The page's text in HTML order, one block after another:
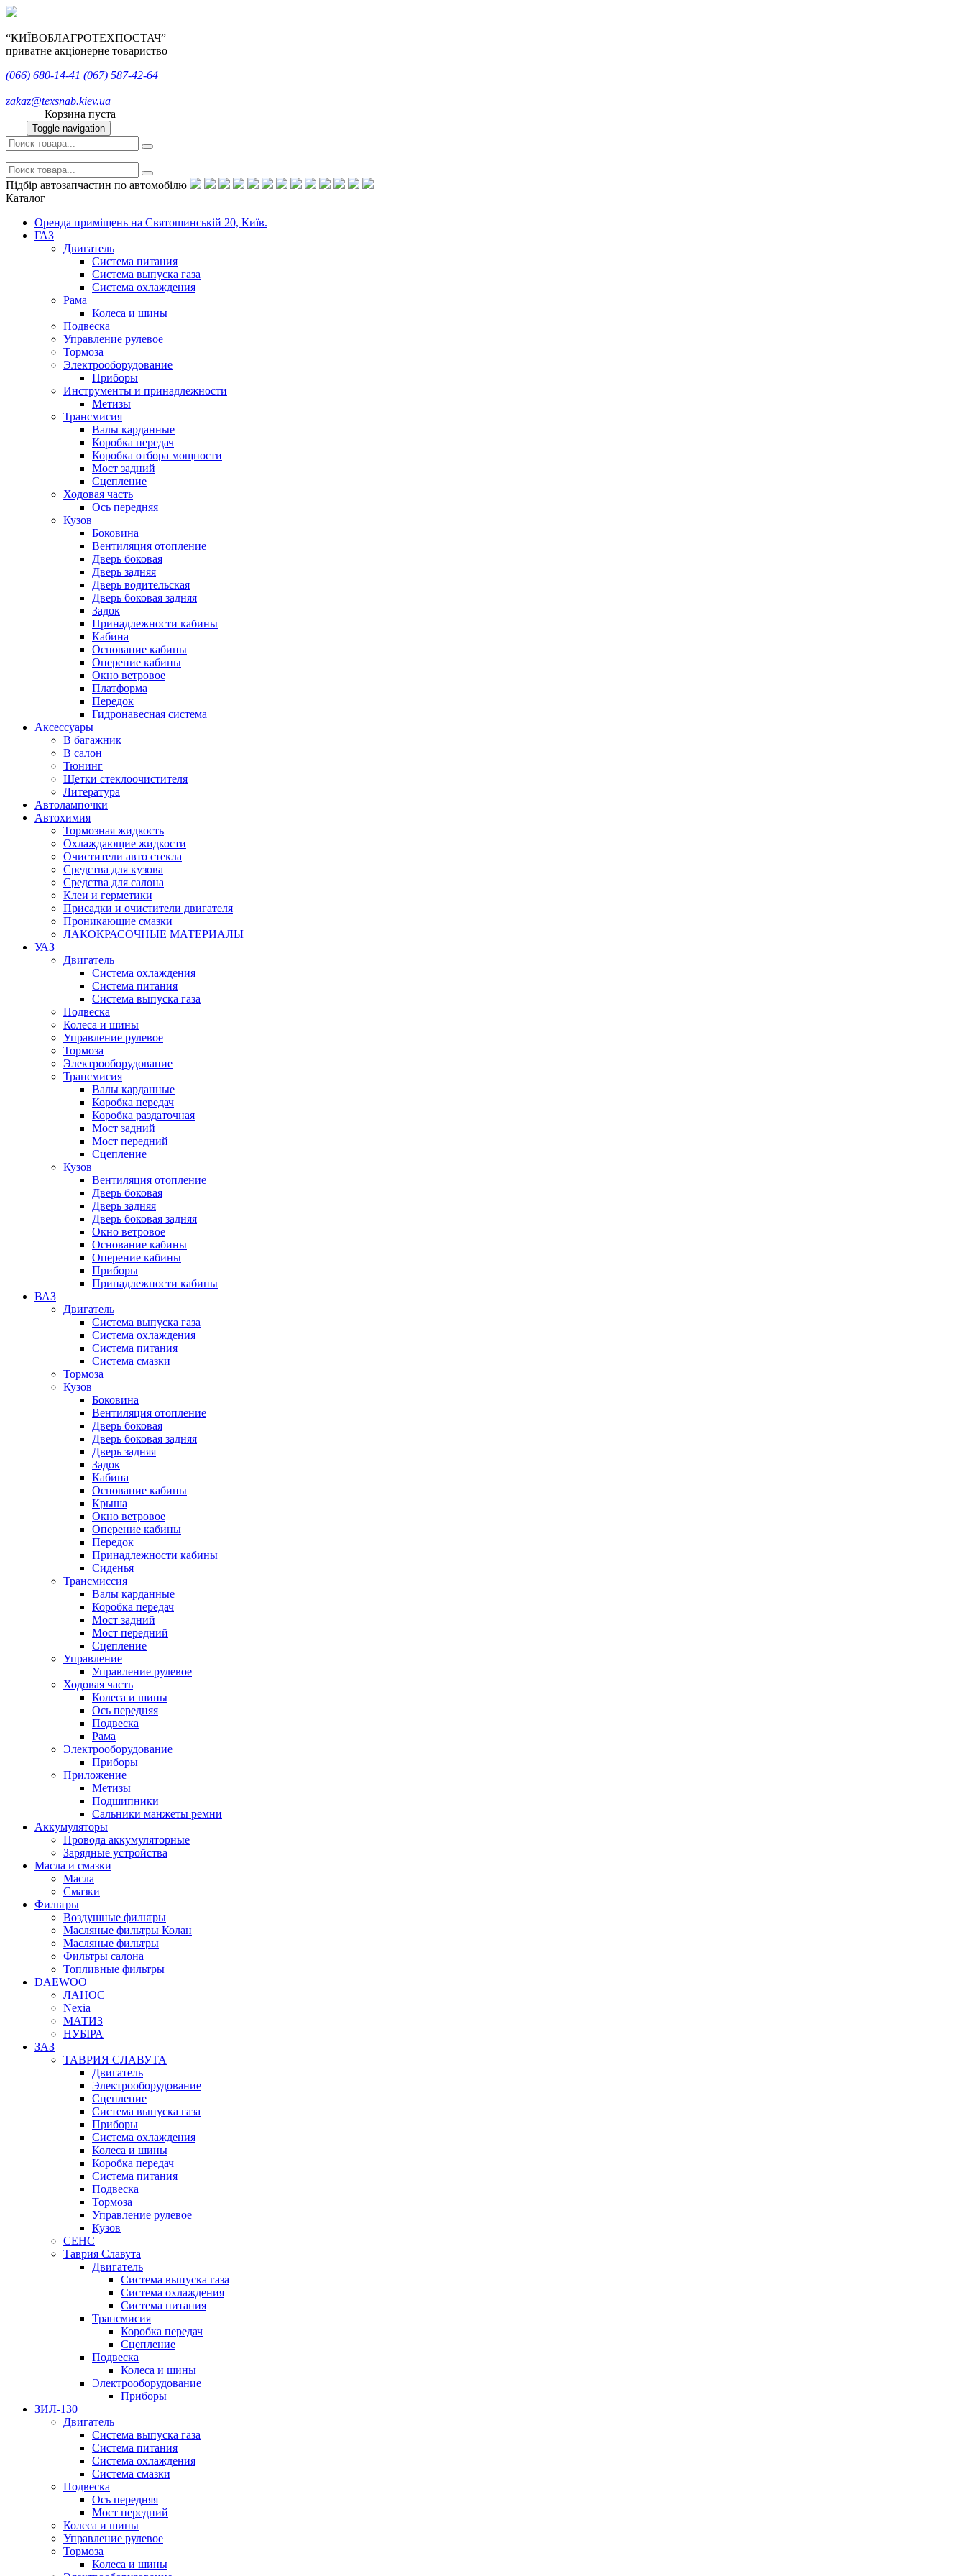
“КИЇВОБЛАГРОТЕХПОСТАЧ”
приватне акціонерне товариство
(066) 680-14-41 (067) 587-42-64
zakaz@texsnab.kiev.ua
Корзина пуста
Toggle navigation
Підбір автозапчастин по автомобілю
Каталог
Оренда приміщень на Святошинській 20, Київ.
ГАЗ
Двигатель
Система питания
Система выпуска газа
Система охлаждения
Рама
Колеса и шины
Подвеска
Управление рулевое
Тормоза
Электрооборудование
Приборы
Инструменты и принадлежности
Метизы
Трансмисия
Валы карданные
Коробка передач
Коробка отбора мощности
Мост задний
Сцепление
Ходовая часть
Ось передняя
Кузов
Боковина
Вентиляция отопление
Дверь боковая
Дверь задняя
Дверь водительская
Дверь боковая задняя
Задок
Принадлежности кабины
Кабина
Основание кабины
Оперение кабины
Окно ветровое
Платформа
Передок
Гидронавесная система
Аксессуары
В багажник
В салон
Тюнинг
Щетки стеклоочистителя
Литература
Автолампочки
Автохимия
Тормозная жидкость
Охлаждающие жидкости
Очистители авто стекла
Средства для кузова
Средства для салона
Клеи и герметики
Присадки и очистители двигателя
Проникающие смазки
ЛАКОКРАСОЧНЫЕ МАТЕРИАЛЫ
УАЗ
Двигатель
Система охлаждения
Система питания
Система выпуска газа
Подвеска
Колеса и шины
Управление рулевое
Тормоза
Электрооборудование
Трансмисия
Валы карданные
Коробка передач
Коробка раздаточная
Мост задний
Мост передний
Сцепление
Кузов
Вентиляция отопление
Дверь боковая
Дверь задняя
Дверь боковая задняя
Окно ветровое
Основание кабины
Оперение кабины
Приборы
Принадлежности кабины
ВАЗ
Двигатель
Система выпуска газа
Система охлаждения
Система питания
Система смазки
Тормоза
Кузов
Боковина
Вентиляция отопление
Дверь боковая
Дверь боковая задняя
Дверь задняя
Задок
Кабина
Основание кабины
Крыша
Окно ветровое
Оперение кабины
Передок
Принадлежности кабины
Сиденья
Трансмиссия
Валы карданные
Коробка передач
Мост задний
Мост передний
Сцепление
Управление
Управление рулевое
Ходовая часть
Колеса и шины
Ось передняя
Подвеска
Рама
Электрооборудование
Приборы
Приложение
Метизы
Подшипники
Сальники манжеты ремни
Аккумуляторы
Провода аккумуляторные
Зарядные устройства
Масла и смазки
Масла
Смазки
Фильтры
Воздушные фильтры
Масляные фильтры Колан
Масляные фильтры
Фильтры салона
Топливные фильтры
DAEWOO
ЛАНОС
Nexia
МАТИЗ
НУБІРА
ЗАЗ
ТАВРИЯ СЛАВУТА
Двигатель
Электрооборудование
Сцепление
Система выпуска газа
Приборы
Система охлаждения
Колеса и шины
Коробка передач
Система питания
Подвеска
Тормоза
Управление рулевое
Кузов
СЕНС
Таврия Славута
Двигатель
Система выпуска газа
Система охлаждения
Система питания
Трансмисия
Коробка передач
Сцепление
Подвеска
Колеса и шины
Электрооборудование
Приборы
ЗИЛ-130
Двигатель
Система выпуска газа
Система питания
Система охлаждения
Система смазки
Подвеска
Ось передняя
Мост передний
Колеса и шины
Управление рулевое
Тормоза
Колеса и шины